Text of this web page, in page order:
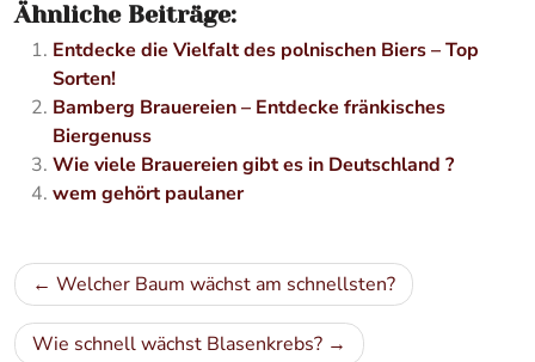
Ähnliche Beiträge:
Entdecke die Vielfalt des polnischen Biers – Top
Sorten!
Bamberg Brauereien – Entdecke fränkisches
Biergenuss
Wie viele Brauereien gibt es in Deutschland ?
wem gehört paulaner
Beitragsnavigation
Welcher Baum wächst am schnellsten?
Wie schnell wächst Blasenkrebs?